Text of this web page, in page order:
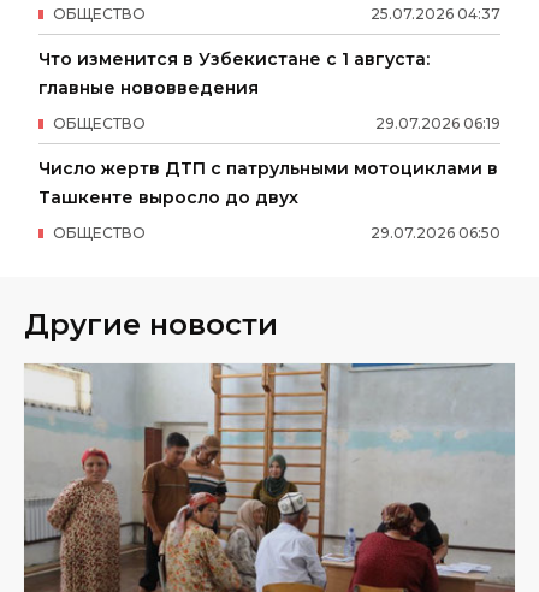
25.07.2026 04:37
ОБЩЕСТВО
Что изменится в Узбекистане с 1 августа:
главные нововведения
29.07.2026 06:19
ОБЩЕСТВО
Число жертв ДТП с патрульными мотоциклами в
Ташкенте выросло до двух
29.07.2026 06:50
ОБЩЕСТВО
Другие новости